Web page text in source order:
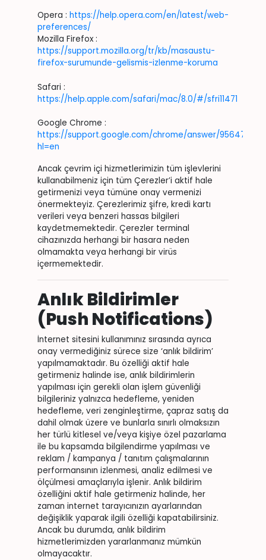
Opera : https://help.opera.com/en/latest/web-
preferences/
Mozilla Firefox :
https://support.mozilla.org/tr/kb/masaustu-
firefox-surumunde-gelismis-izlenme-koruma
Safari :
https://help.apple.com/safari/mac/8.0/#/sfri11471
Google Chrome :
https://support.google.com/chrome/answer/95647?
hl=en
Ancak çevrim içi hizmetlerimizin tüm işlevlerini
kullanabilmeniz için tüm Çerezler’i aktif hale
getirmenizi veya tümüne onay vermenizi
önermekteyiz. Çerezlerimiz şifre, kredi kartı
verileri veya benzeri hassas bilgileri
kaydetmemektedir. Çerezler terminal
cihazınızda herhangi bir hasara neden
olmamakta veya herhangi bir virüs
içermemektedir.
Anlık Bildirimler
(Push Notifications)
İnternet sitesini kullanımınız sırasında ayrıca
onay vermediğiniz sürece size ‘anlık bildirim’
yapılmamaktadır. Bu özelliği aktif hale
getirmeniz halinde ise, anlık bildirimlerin
yapılması için gerekli olan işlem güvenliği
bilgileriniz yalnızca hedefleme, yeniden
hedefleme, veri zenginleştirme, çapraz satış da
dahil olmak üzere ve bunlarla sınırlı olmaksızın
her türlü kitlesel ve/veya kişiye özel pazarlama
ile bu kapsamda bilgilendirme yapılması ve
reklam / kampanya / tanıtım çalışmalarının
performansının izlenmesi, analiz edilmesi ve
ölçülmesi amaçlarıyla işlenir. Anlık bildirim
özelliğini aktif hale getirmeniz halinde, her
zaman internet tarayıcınızın ayarlarından
değişiklik yaparak ilgili özelliği kapatabilirsiniz.
Ancak bu durumda, anlık bildirim
hizmetlerimizden yararlanmanız mümkün
olmayacaktır.